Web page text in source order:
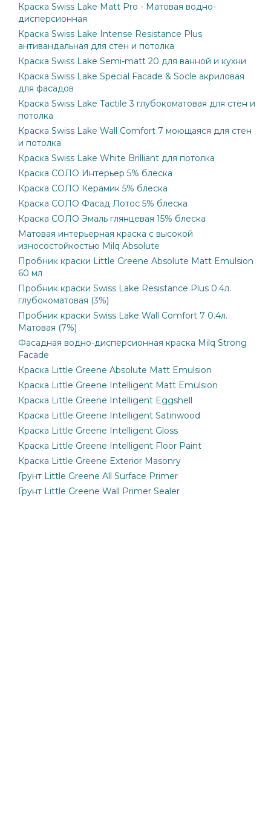
Краска Swiss Lake Matt Pro - Матовая водно-
дисперсионная
Краска Swiss Lake Intense Resistance Plus
антивандальная для стен и потолка
Краска Swiss Lake Semi-matt 20 для ванной и кухни
Краска Swiss Lake Special Facade & Socle акриловая
для фасадов
Краска Swiss Lake Tactile 3 глубокоматовая для стен и
потолка
Краска Swiss Lake Wall Comfort 7 моющаяся для стен
и потолка
Краска Swiss Lake White Brilliant для потолка
Краска СОЛО Интерьер 5% блеска
Краска СОЛО Керамик 5% блеска
Краска СОЛО Фасад Лотос 5% блеска
Краска СОЛО Эмаль глянцевая 15% блеска
Матовая интерьерная краска с высокой
износостойкостью Milq Absolute
Пробник краски Little Greene Absolute Matt Emulsion
60 мл
Пробник краски Swiss Lake Resistance Plus 0.4л.
глубокоматовая (3%)
Пробник краски Swiss Lake Wall Comfort 7 0.4л.
Матовая (7%)
Фасадная водно-дисперсионная краска Milq Strong
Facade
Краска Little Greene Absolute Matt Emulsion
Краска Little Greene Intelligent Matt Emulsion
Краска Little Greene Intelligent Eggshell
Краска Little Greene Intelligent Satinwood
Краска Little Greene Intelligent Gloss
Краска Little Greene Intelligent Floor Paint
Краска Little Greene Exterior Masonry
Грунт Little Greene All Surface Primer
Грунт Little Greene Wall Primer Sealer